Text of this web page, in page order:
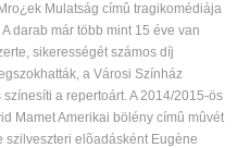
Mulatság címû tragikomédiája
darab már több mint 15 éve van
sikerességét számos díj
a Városi Színház
a repertoárt. A 2014/2015-ös
Mamet Amerikai bölény címû mûvét
szilveszteri elõadásként Eugène